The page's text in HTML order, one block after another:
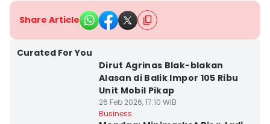
Share Article
Curated For You
Dirut Agrinas Blak-blakan
Alasan di Balik Impor 105 Ribu
Unit Mobil Pikap
26 Feb 2026, 17:10 WIB
Business